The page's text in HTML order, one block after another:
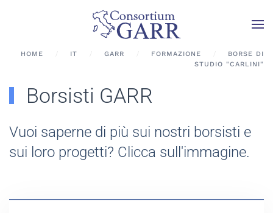
Skip to main content
HOME IT GARR FORMAZIONE
BORSE DI
STUDIO "CARLINI"
Borsisti GARR
Vuoi saperne di più sui nostri borsisti e
sui loro progetti? Clicca sull'immagine.